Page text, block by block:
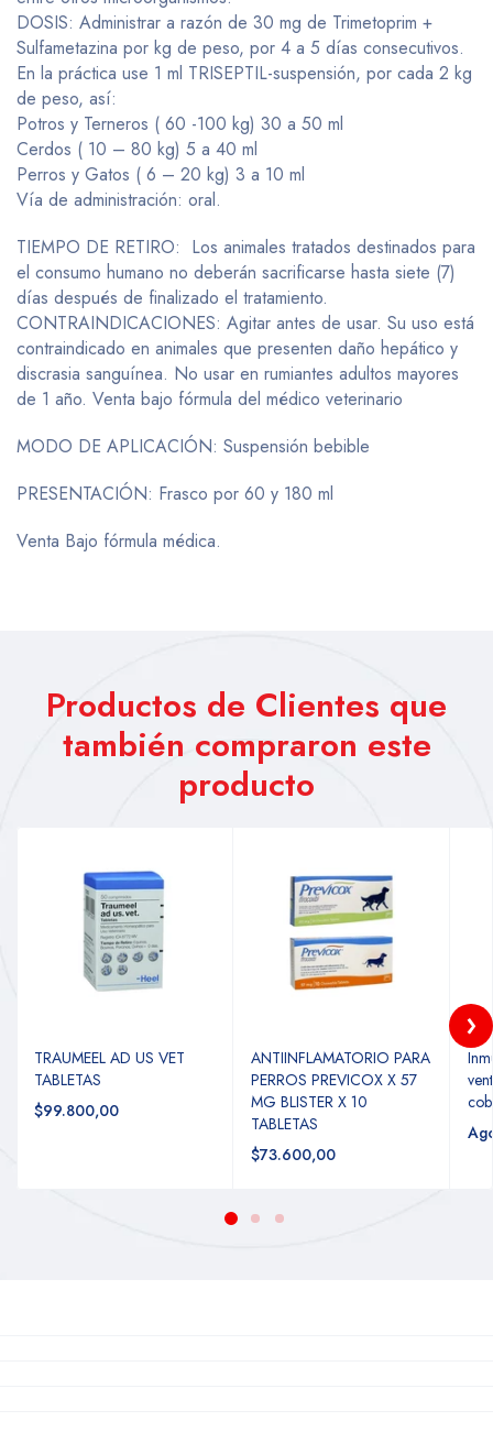
DOSIS: Administrar a razón de 30 mg de Trimetoprim +
Sulfametazina por kg de peso, por 4 a 5 días consecutivos.
En la práctica use 1 ml TRISEPTIL-suspensión, por cada 2 kg
de peso, así:
Potros y Terneros ( 60 -100 kg) 30 a 50 ml
Cerdos ( 10 – 80 kg) 5 a 40 ml
Perros y Gatos ( 6 – 20 kg) 3 a 10 ml
Vía de administración: oral.
TIEMPO DE RETIRO: Los animales tratados destinados para
el consumo humano no deberán sacrificarse hasta siete (7)
días después de finalizado el tratamiento.
CONTRAINDICACIONES: Agitar antes de usar. Su uso está
contraindicado en animales que presenten daño hepático y
discrasia sanguínea. No usar en rumiantes adultos mayores
de 1 año. Venta bajo fórmula del médico veterinario
MODO DE APLICACIÓN: Suspensión bebible
PRESENTACIÓN: Frasco por 60 y 180 ml
Venta Bajo fórmula médica.
Productos de Clientes que
también compraron este
producto
TRAUMEEL AD US VET
TABLETAS
$99.800,00
ANTIINFLAMATORIO PARA
PERROS PREVICOX X 57
MG BLISTER X 10
TABLETAS
$73.600,00